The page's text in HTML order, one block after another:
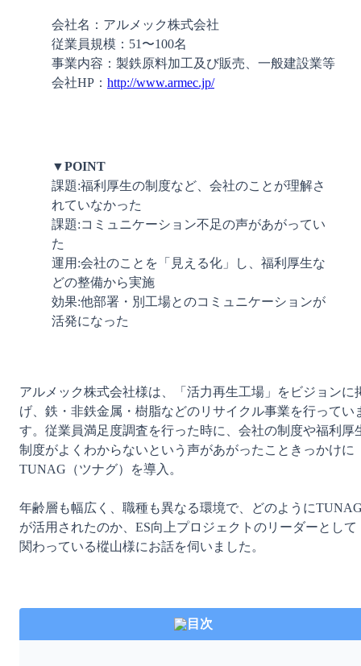
会社名：アルメック株式会社
従業員規模：51〜100名
事業内容：製鉄原料加工及び販売、一般建設業等
会社HP： http://www.armec.jp/
▼POINT
課題:福利厚生の制度など、会社のことが理解さ
れていなかった
課題:コミュニケーション不足の声があがってい
た
運用:会社のことを「見える化」し、福利厚生な
どの整備から実施
効果:他部署・別工場とのコミュニケーションが
活発になった
アルメック株式会社様は、「活力再生工場」をビジョンに
げ、鉄・非鉄金属・樹脂などのリサイクル事業を行ってい
す。従業員満足度調査を行った時に、会社の制度や福利厚
制度がよくわからないという声があがったこときっかけに
TUNAG（ツナグ）を導入。
年齢層も幅広く、職種も異なる環境で、どのように
が活用されたのか、ES向上プロジェクトのリーダーとして
関わっている樅山様にお話を伺いました。
目次